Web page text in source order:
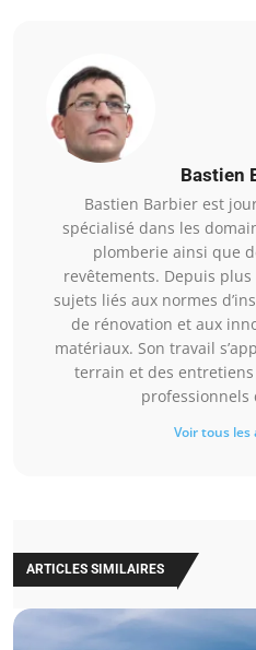
Bastien
Bastien Barbier est
spécialisé dans les
plomberie ainsi que
revêtements. Depuis
sujets liés aux normes
de rénovation et aux
matériaux. Son travail
terrain et des
Voir tous
ARTICLES SIMILAIRES